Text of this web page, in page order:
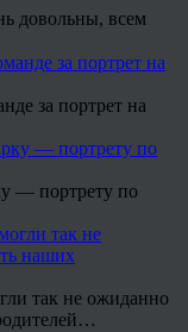
довольны, всем
за портрет на
— портрету по
так не ожиданно